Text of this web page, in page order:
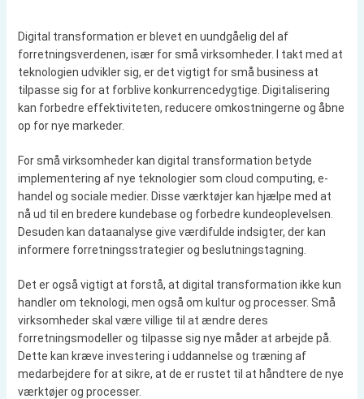
Digital transformation er blevet en uundgåelig del af
forretningsverdenen, især for små virksomheder. I takt med at
teknologien udvikler sig, er det vigtigt for små business at
tilpasse sig for at forblive konkurrencedygtige. Digitalisering
kan forbedre effektiviteten, reducere omkostningerne og åbne
op for nye markeder.
For små virksomheder kan digital transformation betyde
implementering af nye teknologier som cloud computing, e-
handel og sociale medier. Disse værktøjer kan hjælpe med at
nå ud til en bredere kundebase og forbedre kundeoplevelsen.
Desuden kan dataanalyse give værdifulde indsigter, der kan
informere forretningsstrategier og beslutningstagning.
Det er også vigtigt at forstå, at digital transformation ikke kun
handler om teknologi, men også om kultur og processer. Små
virksomheder skal være villige til at ændre deres
forretningsmodeller og tilpasse sig nye måder at arbejde på.
Dette kan kræve investering i uddannelse og træning af
medarbejdere for at sikre, at de er rustet til at håndtere de nye
værktøjer og processer.